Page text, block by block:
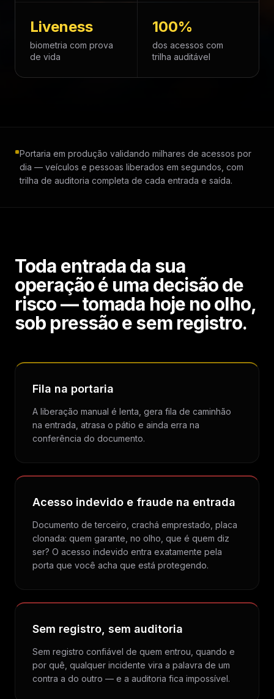
Liveness
biometria com prova
de vida
100%
dos acessos com
trilha auditável
Portaria em produção validando milhares de acessos por
dia — veículos e pessoas liberados em segundos, com
trilha de auditoria completa de cada entrada e saída.
Toda entrada da sua
operação é uma decisão de
risco — tomada hoje no olho,
sob pressão e sem registro.
Fila na portaria
A liberação manual é lenta, gera fila de caminhão
na entrada, atrasa o pátio e ainda erra na
conferência do documento.
Acesso indevido e fraude na entrada
Documento de terceiro, crachá emprestado, placa
clonada: quem garante, no olho, que é quem diz
ser? O acesso indevido entra exatamente pela
porta que você acha que está protegendo.
Sem registro, sem auditoria
Sem registro confiável de quem entrou, quando e
por quê, qualquer incidente vira a palavra de um
contra a do outro — e a auditoria fica impossível.